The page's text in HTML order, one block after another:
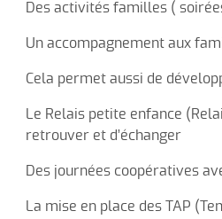
Des activités familles (
Un accompagnement aux
Cela permet aussi de
Le Relais petite enfance
retrouver et d’échanger
Des journées coopératives
La mise en place des TAP